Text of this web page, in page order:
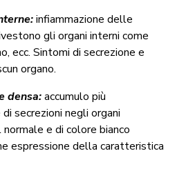
infiammazione delle
gli organi interni come
ecc. Sintomi di secrezione e
organo.
densa:accumulo più
secrezioni negli organi
e di colore bianco
espressione della caratteristica